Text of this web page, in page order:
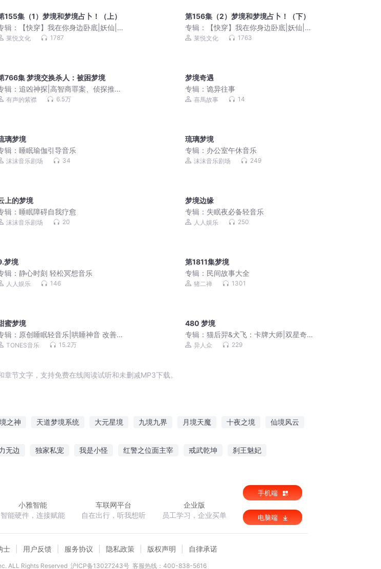
155集（1）梦境和梦境占卜！（上）
辑：
【快穿】我在你身边卧底|妖仙|毁
绅士|科幻|悬疑
莱悦文化 1787
第156集（2）梦境和梦境占卜！（下）
专辑：
【快穿】我在你身边卧底|妖仙|毁
音绅士|科幻|悬疑
莱悦文化 1763
766集 梦境交换杀人：被困梦境
辑：追凶神探|高智商罪案、侦探推
、都市悬疑|多人有声剧
有声的紫襟 6.5万
梦境奇遇
专辑：诡异往事
喜馬故事 14
璃梦境
辑：睡眠瑜伽引导音乐
沫沫音乐剧场 34
琉璃梦境
专辑： 办公室午休音乐
沫沫音乐剧场 249
上的梦境
辑：睡眠障碍自我疗愈
沫沫音乐剧场 20
梦境边缘
专辑： 失眠夜必备轻音乐
人人娱乐 250
梦境
辑：静心时刻 轻松冥想音乐
人人娱乐 146
第1811集梦境
专辑： 民间故事大全
猪二禅 1301
蜜梦境
辑： 原创睡眠轻音乐|哄睡神音 改善睡
缓解焦虑抑郁
TONES音乐 15.2万
480 梦境
专辑：猫后羿&犬飞：卡牌大师|双星奇
缘 异人众 229
节文字，支持免费在线阅读试听和未删减MP3下载。
之神 天道梦境系统 大元星境 九境九界 月境天魔 十夜之境 仙境风云
无边 独家私宠 我是小怪 红警之位面主宰 戒武乾坤 刹王魅妃
小雅智能
智能硬件，连接赋能
车联网平台
自在出行，听我想听
企业版
员工学习，企业买单
手机端
电脑端
士 用户反馈 服务协议 隐私政策 版权声明 自律承诺
ALL Rights Reserved 沪ICP备13027243号 客服热线：400-838-5616